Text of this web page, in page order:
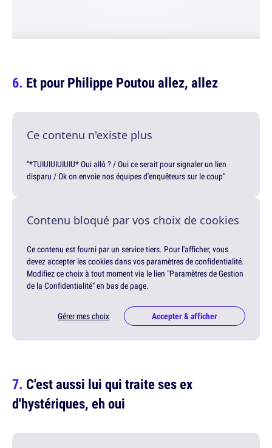
Et pour Philippe Poutou allez, allez
Ce contenu n'existe plus
"*TUIUIUIUIUIU* Oui allô ? / Oui ce serait pour signaler un lien
disparu / Ok on envoie nos équipes d'enquêteurs sur le coup"
Contenu bloqué par vos choix de cookies
Ce contenu est fourni par un service tiers. Pour l'afficher, vous
devez accepter les cookies dans vos paramètres de confidentialité.
Modifiez ce choix à tout moment via le lien "Paramètres de Gestion
de la Confidentialité" en bas de page.
Gérer mes choix Accepter & afficher
C'est aussi lui qui traite ses ex
d'hystériques, eh oui